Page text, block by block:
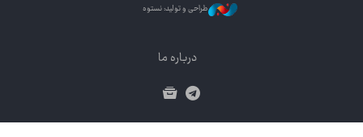
طراحی و تولید: نستوه
درباره ما